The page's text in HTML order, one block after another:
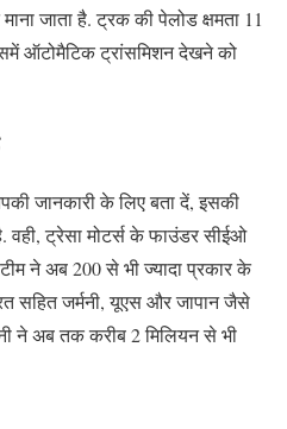
जाता है. ट्रक की पेलोड क्षमता 11
ऑटोमैटिक ट्रांसमिशन देखने को
जानकारी के लिए बता दें, इसकी
वही, ट्रेसा मोटर्स के फाउंडर सीईओ
ने अब 200 से भी ज्‍यादा प्रकार के
सहित जर्मनी, यूएस और जापान जैसे
ने अब तक करीब 2 मिलियन से भी